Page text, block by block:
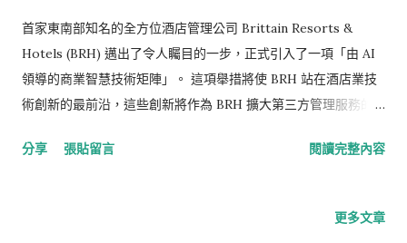
首家東南部知名的全方位酒店管理公司 Brittain Resorts &
Hotels (BRH) 邁出了令人矚目的一步，正式引入了一項「由 AI
領導的商業智慧技術矩陣」。 這項舉措將使 BRH 站在酒店業技
術創新的最前沿，這些創新將作為 BRH 擴大第三方管理服務的
方位酒店管理公司，擁有豐富的酒店和度假村營運經驗。 成立於
分享 張貼留言 閱讀完整內容
更多文章